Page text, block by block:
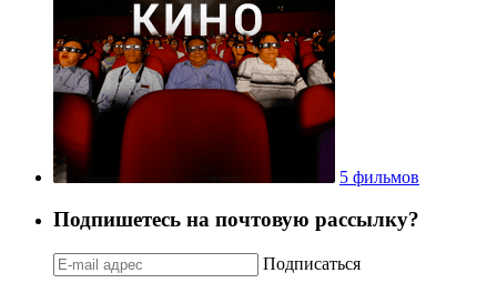
5 фильмов
Подпишетесь на почтовую рассылку?
Подписаться